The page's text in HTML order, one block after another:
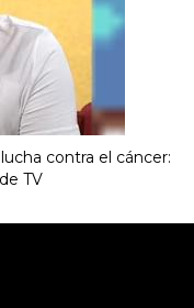
contra el cáncer:
TV